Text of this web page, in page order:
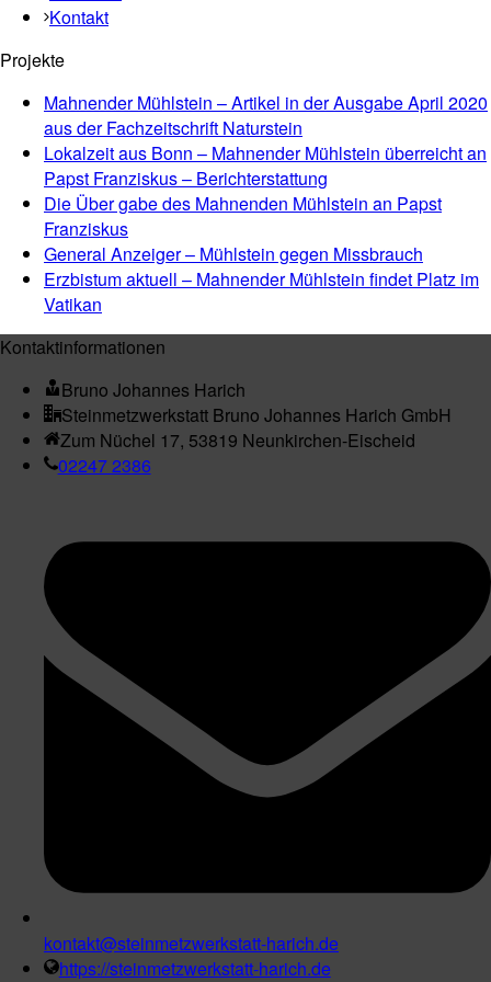
Kontakt
Projekte
Mahnender Mühlstein – Artikel in der Ausgabe April 2020
aus der Fachzeitschrift Naturstein
Lokalzeit aus Bonn – Mahnender Mühlstein überreicht an
Papst Franziskus – Berichterstattung
Die Über gabe des Mahnenden Mühlstein an Papst
Franziskus
General Anzeiger – Mühlstein gegen Missbrauch
Erzbistum aktuell – Mahnender Mühlstein findet Platz im
Vatikan
Kontaktinformationen
Bruno Johannes Harich
Steinmetzwerkstatt Bruno Johannes Harich GmbH
Zum Nüchel 17, 53819 Neunkirchen-Eischeid
02247 2386
kontakt@steinmetzwerkstatt-harich.de
https://steinmetzwerkstatt-harich.de